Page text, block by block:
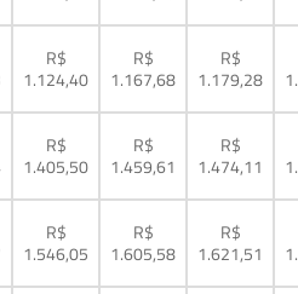
R$
1.124,40
R$
1.167,68
R$
1.179,28
R$
1.405,50
R$
1.459,61
R$
1.474,11
R$
1.546,05
R$
1.605,58
R$
1.621,51